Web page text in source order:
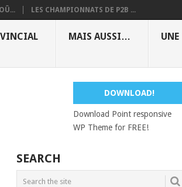
LES CHAMPIONNATS DE P2B ...
MAIS AUSSI… UNE
DOWNLOAD!
Download Point responsive
WP Theme for FREE!
SEARCH